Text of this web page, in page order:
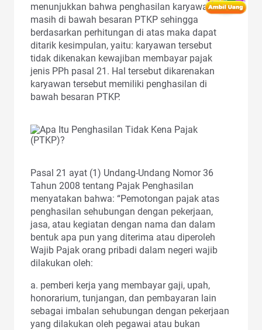
menunjukkan bahwa penghasilan karyawan ini
masih di bawah besaran PTKP sehingga
berdasarkan perhitungan di atas maka dapat
ditarik kesimpulan, yaitu: karyawan tersebut
tidak dikenakan kewajiban membayar pajak
jenis PPh pasal 21. Hal tersebut dikarenakan
karyawan tersebut memiliki penghasilan di
bawah besaran PTKP.
Pasal 21 ayat (1) Undang-Undang Nomor 36
Tahun 2008 tentang Pajak Penghasilan
menyatakan bahwa: “Pemotongan pajak atas
penghasilan sehubungan dengan pekerjaan,
jasa, atau kegiatan dengan nama dan dalam
bentuk apa pun yang diterima atau diperoleh
Wajib Pajak orang pribadi dalam negeri wajib
dilakukan oleh:
a. pemberi kerja yang membayar gaji, upah,
honorarium, tunjangan, dan pembayaran lain
sebagai imbalan sehubungan dengan pekerjaan
yang dilakukan oleh pegawai atau bukan